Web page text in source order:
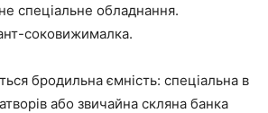
спеціальне обладнання.
соковижималка.
бродильна ємність: спеціальна в
або звичайна скляна банка